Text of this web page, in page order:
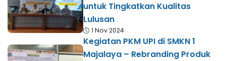
untuk Tingkatkan Kualitas
Lulusan
1 Nov 2024
Kegiatan PKM UPI di SMKN 1
Majalaya – Rebranding Produk